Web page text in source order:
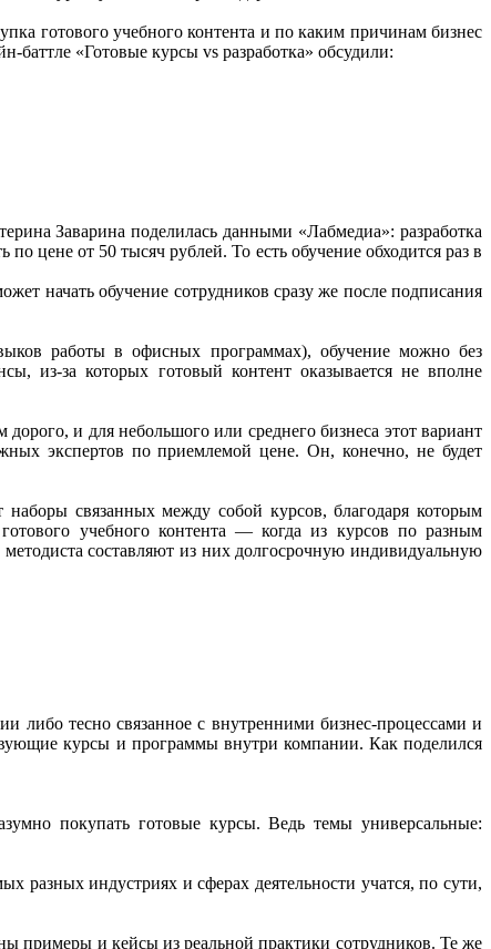
готового учебного контента и по каким причинам бизнес
«Готовые курсы vs разработка» обсудили:
Заварина поделилась данными «Лабмедиа»: разработка
цене от 50 тысяч рублей. То есть обучение обходится раз в
начать обучение сотрудников сразу же после подписания
работы в офисных программах), обучение можно без
из-за которых готовый контент оказывается не вполне
и для небольшого или среднего бизнеса этот вариант
экспертов по приемлемой цене. Он, конечно, не будет
связанных между собой курсов, благодаря которым
учебного контента — когда из курсов по разным
составляют из них долгосрочную индивидуальную
либо тесно связанное с внутренними бизнес-процессами и
курсы и программы внутри компании. Как поделился
покупать готовые курсы. Ведь темы универсальные:
разных индустриях и сферах деятельности учатся, по сути,
примеры и кейсы из реальной практики сотрудников. Те же